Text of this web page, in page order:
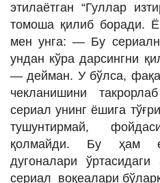
этилаётган “Гуллар
томоша қилиб боради.
мен унга: — Бу
ундан кўра дарсингни
— дейман. У бўлса,
чекланишини
сериал унинг ёшига
тушунтирмай,
қолмайди. Бу ҳам
дугоналари
сериал воқеалари